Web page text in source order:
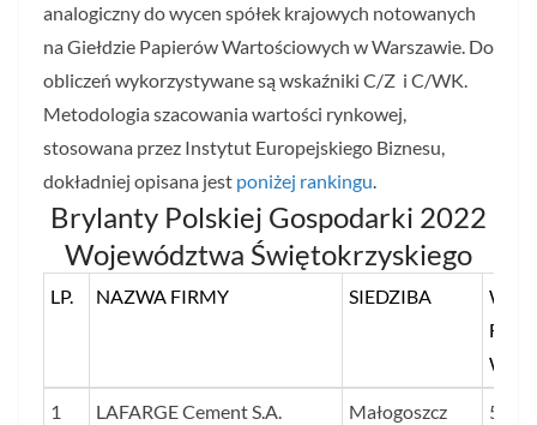
analogiczny do wycen spółek krajowych notowanych
na Giełdzie Papierów Wartościowych w Warszawie. Do
obliczeń wykorzystywane są wskaźniki C/Z i C/WK.
Metodologia szacowania wartości rynkowej,
stosowana przez Instytut Europejskiego Biznesu,
dokładniej opisana jest poniżej rankingu.
Brylanty Polskiej Gospodarki 2022
Województwa Świętokrzyskiego
LP. NAZWA FIRMY SIEDZIBA
W
LP.
NAZWA FIRMY SIEDZIBA
1 LAFARGE Cement S.A. Małogoszcz 5 567